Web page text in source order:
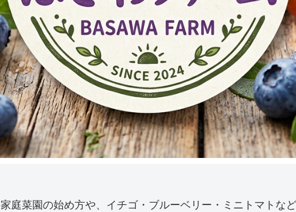
庭菜園の始め方や、イチゴ・ブルーベリー・ミニトマトな